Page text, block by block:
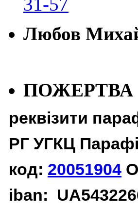
31-57
Любов
ПОЖЕРТВА
реквізити
РГ УГКЦ
код: 20051904
iban: